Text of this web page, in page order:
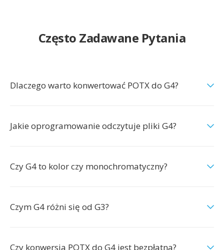
Często Zadawane Pytania
Dlaczego warto konwertować POTX do G4?
Jakie oprogramowanie odczytuje pliki G4?
Czy G4 to kolor czy monochromatyczny?
Czym G4 różni się od G3?
Czy konwersja POTX do G4 jest bezpłatna?